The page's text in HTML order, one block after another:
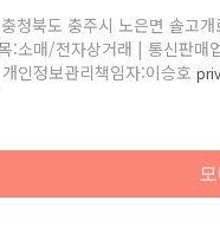
청북도 충주시 노은면 솔고
소매/전자상거래 | 통신판매
인정보관리책임자:이승호